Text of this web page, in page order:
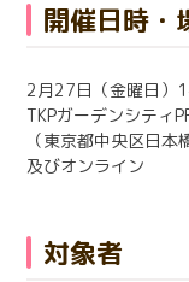
開催日時・
2月27日（金曜日）
TKPガーデンシティ
（東京都中央区日
及びオンライン
対象者